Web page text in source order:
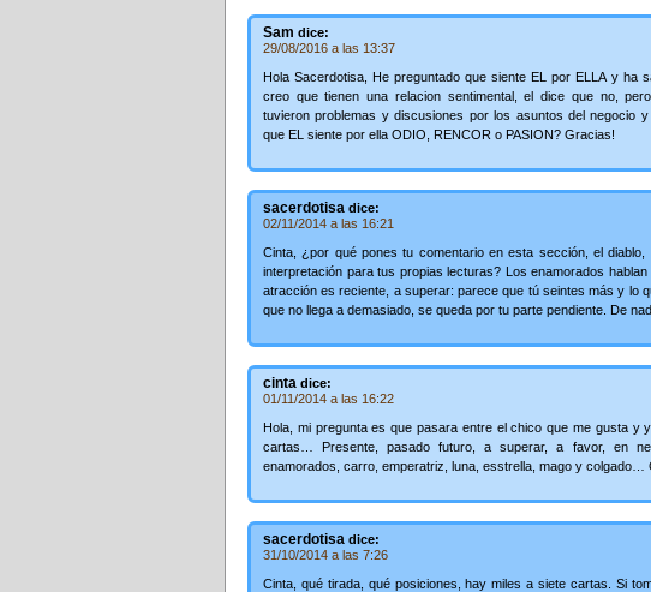
Sam dice:
29/08/2016 a las 13:37
Hola Sacerdotisa, He preguntado que siente EL por ELLA y ha
creo que tienen una relacion sentimental, el dice que no,
tuvieron problemas y discusiones por los asuntos del negocio
que EL siente por ella ODIO, RENCOR o PASION? Gracias!
sacerdotisa dice:
02/11/2014 a las 16:21
Cinta, ¿por qué pones tu comentario en esta sección, el
interpretación para tus propias lecturas? Los enamorados
atracción es reciente, a superar: parece que tú seintes más y lo
que no llega a demasiado, se queda por tu parte pendiente. De
cinta dice:
01/11/2014 a las 16:22
Hola, mi pregunta es que pasara entre el chico que me gusta y
cartas… Presente, pasado futuro, a superar, a favor, en
enamorados, carro, emperatriz, luna, esstrella, mago y colgado…
sacerdotisa dice:
31/10/2014 a las 7:26
Cinta, qué tirada, qué posiciones, hay miles a siete cartas. Si